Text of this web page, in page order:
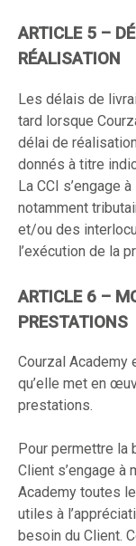
ARTICLE 5 –
RÉALISATION
Les délais de
tard lorsque
délai de
donnés à titre
La CCI s’engage
notamment
et/ou des
l’exécution de la
ARTICLE 6 –
PRESTATIONS
Courzal
qu’elle met en
prestations.
Pour permettre la
Client s’engage à
Academy toutes
utiles à
besoin du Client.